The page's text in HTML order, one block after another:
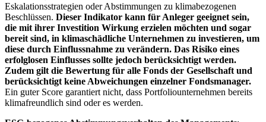
Eskalationsstrategien oder Abstimmungen zu klimabezogenen
Beschlüssen. Dieser Indikator kann für Anleger geeignet sein,
die mit ihrer Investition Wirkung erzielen möchten und sogar
bereit sind, in klimaschädliche Unternehmen zu investieren, um
diese durch Einflussnahme zu verändern. Das Risiko eines
erfolglosen Einflusses sollte jedoch berücksichtigt werden.
Zudem gilt die Bewertung für alle Fonds der Gesellschaft und
berücksichtigt keine Abweichungen einzelner Fondsmanager.
Ein guter Score garantiert nicht, dass Portfoliounternehmen bereits
klimafreundlich sind oder es werden.